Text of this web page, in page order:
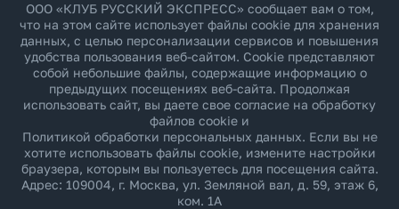
ООО «КЛУБ РУССКИЙ ЭКСПРЕСС» сообщает вам о том,
что на этом сайте использует файлы cookie для хранения
данных, с целью персонализации сервисов и повышения
удобства пользования веб-сайтом. Cookie представляют
собой небольшие файлы, содержащие информацию о
предыдущих посещениях веб-сайта. Продолжая
использовать сайт, вы даете свое согласие на обработку
файлов cookie и
Политикой обработки персональных данных. Если вы не
хотите использовать файлы cookie, измените настройки
браузера, которым вы пользуетесь для посещения сайта.
Адрес: 109004, г. Москва, ул. Земляной вал, д. 59, этаж 6,
ком. 1А